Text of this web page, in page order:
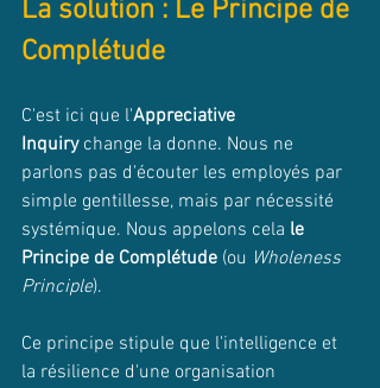
La solution : Le Principe de
Complétude
C'est ici que l'Appreciative
Inquiry change la donne. Nous ne
parlons pas d'écouter les employés par
simple gentillesse, mais par nécessité
systémique. Nous appelons cela le
Principe de Complétude (ou Wholeness
Principle).
Ce principe stipule que l'intelligence et
la résilience d'une organisation